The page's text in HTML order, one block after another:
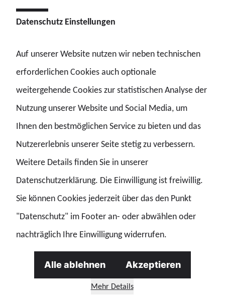
Unser Vorstand
Seminare
Datenschutz Einstellungen
Auf unserer Website nutzen wir neben technischen
erforderlichen Cookies auch optionale
weitergehende Cookies zur statistischen Analyse der
Nutzung unserer Website und Social Media, um
Ihnen den bestmöglichen Service zu bieten und das
Nutzererlebnis unserer Seite stetig zu verbessern.
Weitere Details finden Sie in unserer
Datenschutzerklärung. Die Einwilligung ist freiwillig.
Sie können Cookies jederzeit über das den Punkt
"Datenschutz" im Footer an- oder abwählen oder
nachträglich Ihre Einwilligung widerrufen.
Mehr Details
Alle ablehnen Akzeptieren